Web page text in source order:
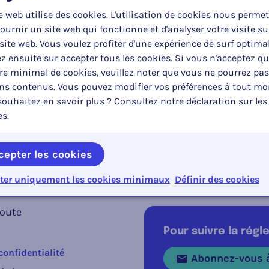
jour le :
2025 Arrêté gouvernemental
wallon du 12 octobre 2023 (M.B. 18.12.2023)
Pour suivre la
Abonnez-vous
web utilise des cookies. L'utilisation de cookies nous
un site web qui fonctionne et d'analyser votre visite
web. Vous voulez profiter d'une expérience de surf
ensuite sur accepter tous les cookies. Si vous n'acceptez
minimal de cookies, veuillez noter que vous ne pourrez
contenus. Vous pouvez modifier vos préférences à tout
en savoir plus ? Consultez notre déclaration sur les
les cookies
uniquement les cookies minimaux Définir des cookies